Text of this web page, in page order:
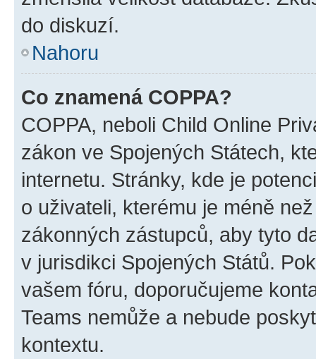
do diskuzí.
Nahoru
Co znamená COPPA?
COPPA, neboli Child Online
zákon ve Spojených Státech,
internetu. Stránky, kde je
o uživateli, kterému je méně
zákonných zástupců, aby tyto
v jurisdikci Spojených Států.
vašem fóru, doporučujeme
Teams nemůže a nebude
kontextu.